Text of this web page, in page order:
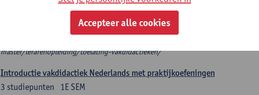
introductie vakdidactiek, dan kies je twee verdiepende keuzevakken.
PAV mag je niet als enige vakdidactiek nemen.
Niet zeker welke (Introductie) vakdidactiek je op basis van je diploma mag volgen?
master/lerarenopleiding/toelating-vakdidactieken/
Introductie vakdidactiek Nederlands met praktijkoefeningen
1E SEM
3 studiepunten
Accepteer alle cookies